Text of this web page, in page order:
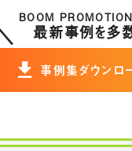
BOOM
最新事例を多
事例集ダウンロ